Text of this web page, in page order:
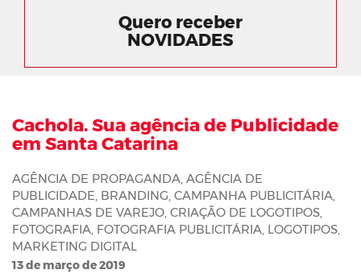
Quero receber
NOVIDADES
Cachola. Sua agência de Publicidade
em Santa Catarina
AGÊNCIA DE PROPAGANDA, AGÊNCIA DE
PUBLICIDADE, BRANDING, CAMPANHA PUBLICITÁRIA,
CAMPANHAS DE VAREJO, CRIAÇÃO DE LOGOTIPOS,
FOTOGRAFIA, FOTOGRAFIA PUBLICITÁRIA, LOGOTIPOS,
MARKETING DIGITAL
13 de março de 2019